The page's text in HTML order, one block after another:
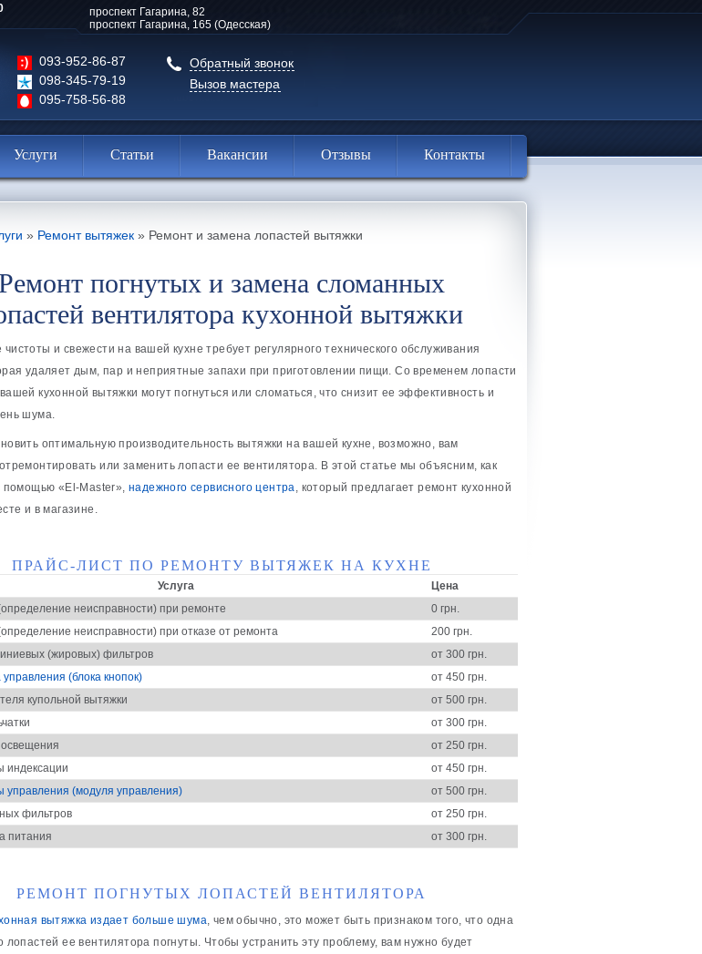
проспект Гагарина, 82
проспект Гагарина, 165 (Одесская)
093-952-86-87
098-345-79-19
095-758-56-88
Обратный звонок
Вызов мастера
Услуги Статьи Вакансии Отзывы Контакты
» Ремонт вытяжек » Ремонт и замена лопастей вытяжки
погнутых и замена сломанных
вентилятора кухонной вытяжки
и свежести на вашей кухне требует регулярного технического обслуживания
удаляет дым, пар и неприятные запахи при приготовлении пищи. Со временем лопасти
кухонной вытяжки могут погнуться или сломаться, что снизит ее эффективность и
шума.
оптимальную производительность вытяжки на вашей кухне, возможно, вам
или заменить лопасти ее вентилятора. В этой статье мы объясним, как
помощью «El-Master», надежного сервисного центра, который предлагает ремонт кухонной
и в магазине.
ПРАЙС-ЛИСТ ПО РЕМОНТУ ВЫТЯЖЕК НА КУХНЕ
Услуга
Цена
неисправности) при ремонте
0 грн.
неисправности) при отказе от ремонта
200 грн.
(жировых) фильтров
от 300 грн.
(блока кнопок)
от 450 грн.
купольной вытяжки
от 500 грн.
от 300 грн.
от 250 грн.
индексации
от 450 грн.
управления (модуля управления)
от 500 грн.
фильтров
от 250 грн.
питания
от 300 грн.
РЕМОНТ ПОГНУТЫХ ЛОПАСТЕЙ ВЕНТИЛЯТОРА
вытяжка издает больше шума, чем обычно, это может быть признаком того, что одна
лопастей ее вентилятора погнуты. Чтобы устранить эту проблему, вам нужно будет